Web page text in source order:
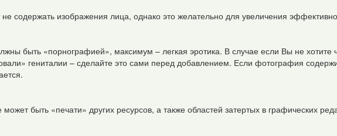
содержать изображения лица, однако это желательно для увеличения
быть «порнографией», максимум – легкая эротика. В случае если Вы не хотите
гениталии – сделайте это сами перед добавлением. Если фотография
быть «печати» других ресурсов, а также областей затертых в графических